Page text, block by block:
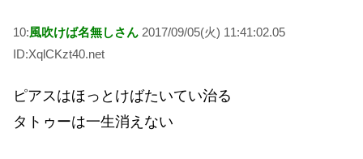
10:風吹けば名無しさん 2017/09/05(火) 11:41:02.05
ID:XqlCKzt40.net
ピアスはほっとけばたいてい治る
タトゥーは一生消えない